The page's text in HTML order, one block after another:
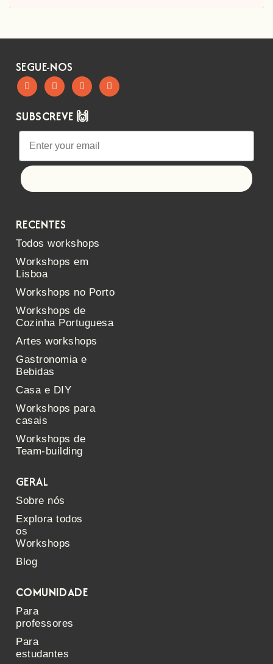
SEGUE-NOS
SUBSCREVE 🙌
RECENTES
Todos workshops
Workshops em
Lisboa
Workshops no Porto
Workshops de
Cozinha Portuguesa
Artes workshops
Gastronomia e
Bebidas
Casa e DIY
Workshops para
casais
Workshops de
Team-building
GERAL
Sobre nós
Explora todos
os
Workshops
Blog
COMUNIDADE
Para
professores
Para
estudantes